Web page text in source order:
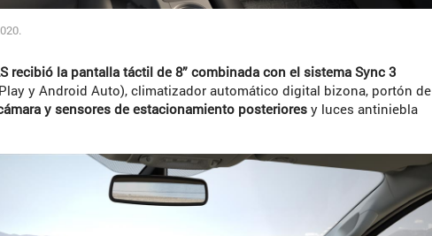
recibió la pantalla táctil de 8” combinada con el sistema Sync 3
y Android Auto), climatizador automático digital bizona, portón de
y sensores de estacionamiento posteriores y luces antiniebla